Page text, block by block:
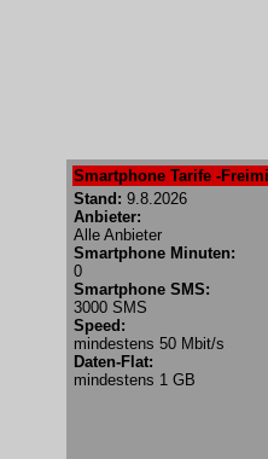
Smartphone Tarife -
Stand: 9.8.2026
Anbieter:
Alle Anbieter
Smartphone Minuten:
0
Smartphone SMS:
3000 SMS
Speed:
mindestens 50 Mbit/s
Daten-Flat:
mindestens 1 GB